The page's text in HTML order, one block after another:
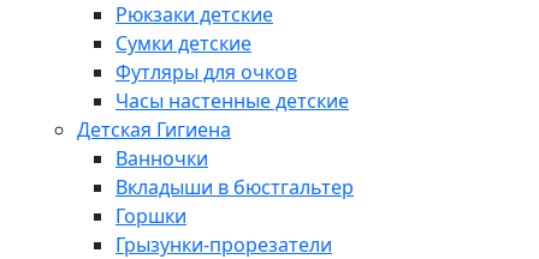
Рюкзаки детские
Сумки детские
Футляры для очков
Часы настенные детские
Детская Гигиена
Ванночки
Вкладыши в бюстгальтер
Горшки
Грызунки-прорезатели